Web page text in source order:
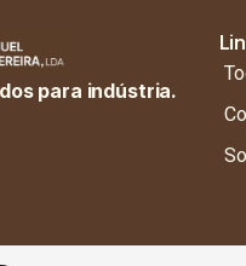
para indústria.